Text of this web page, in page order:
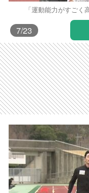
「運動能力がすご
7/23